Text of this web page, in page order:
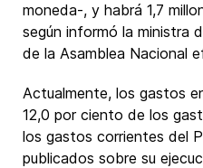
moneda-, y habrá 1,7
según informó la ministra
de la Asamblea Nacional
Actualmente, los gastos
12,0 por ciento de los
los gastos corrientes del
publicados sobre su